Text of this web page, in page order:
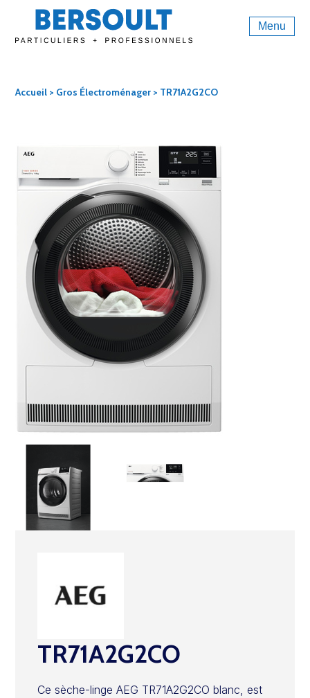
Menu
Accueil > Gros Électroménager > TR71A2G2CO
TR71A2G2CO
Ce sèche-linge AEG TR71A2G2CO blanc, est